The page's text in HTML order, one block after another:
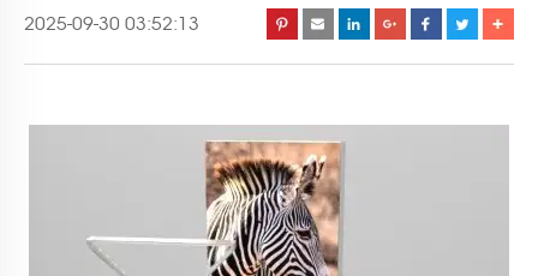
2025-09-30 03:52:13